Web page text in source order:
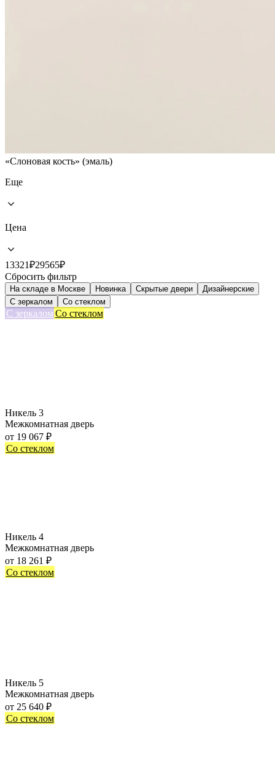
«Слоновая кость» (эмаль)
Еще
Цена
13321₽29565₽
Сбросить фильтр
На складе в Москве Новинка Скрытые двери
Дизайнерские
C зеркалом
Со стеклом
С зеркалом Со стеклом
Никель 3
Межкомнатная дверь
от 19 067 ₽
Со стеклом
Никель 4
Межкомнатная дверь
от 18 261 ₽
Со стеклом
Никель 5
Межкомнатная дверь
от 25 640 ₽
Со стеклом